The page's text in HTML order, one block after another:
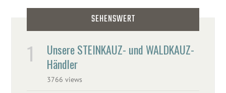
SEHENSWERT
Unsere STEINKAUZ- und WALDKAUZ-
Händler
3766 views